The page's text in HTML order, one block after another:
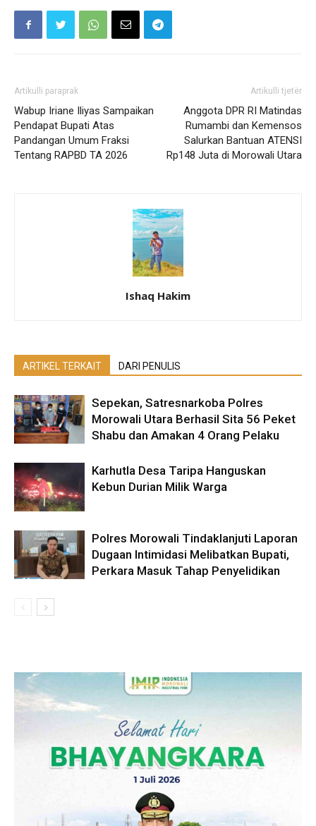
Artikulli paraprak
Wabup Iriane Iliyas Sampaikan
Pendapat Bupati Atas
Pandangan Umum Fraksi
Tentang RAPBD TA 2026
Artikulli tjetër
Anggota DPR RI Matindas
Rumambi dan Kemensos
Salurkan Bantuan ATENSI
Rp148 Juta di Morowali Utara
Ishaq Hakim
ARTIKEL TERKAIT DARI PENULIS
Sepekan, Satresnarkoba Polres
Morowali Utara Berhasil Sita 56 Peket
Shabu dan Amakan 4 Orang Pelaku
Karhutla Desa Taripa Hanguskan
Kebun Durian Milik Warga
Polres Morowali Tindaklanjuti Laporan
Dugaan Intimidasi Melibatkan Bupati,
Perkara Masuk Tahap Penyelidikan